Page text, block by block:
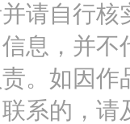
请自行核
息，并不
。如因作
系的，请